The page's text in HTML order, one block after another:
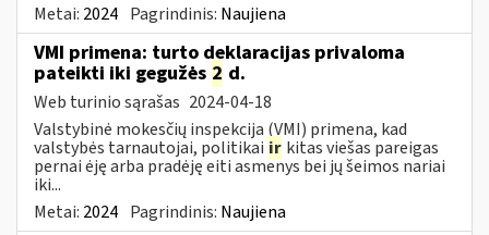
Metai: 2024 Pagrindinis: Naujiena
VMI primena: turto deklaracijas privaloma
pateikti iki gegužės 2 d.
Web turinio sąrašas 2024-04-18
Valstybinė mokesčių inspekcija (VMI) primena, kad
valstybės tarnautojai, politikai ir kitas viešas pareigas
pernai ėję arba pradėję eiti asmenys bei jų šeimos nariai
iki...
Metai: 2024 Pagrindinis: Naujiena